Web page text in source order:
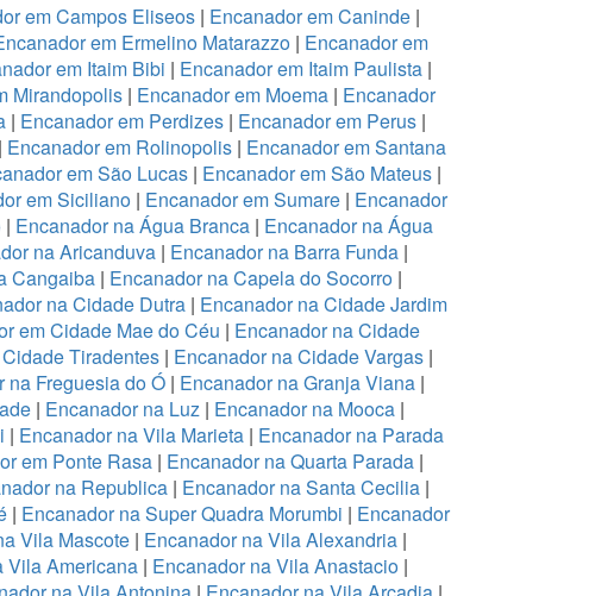
em Campos Eliseos | Encanador em Caninde|
em Ermelino Matarazzo | Encanador em
em Itaim Bibi | Encanador em Itaim Paulista |
Mirandopolis| Encanador em Moema| Encanador
| Encanador em Perdizes| Encanador em Perus|
| Encanador em Rolinopolis | Encanador em Santana
em São Lucas| Encanador em São Mateus |
em Siciliano | Encanador em Sumare | Encanador
| Encanador na Água Branca| Encanador na Água
na Aricanduva| Encanador na Barra Funda |
Cangaiba| Encanador na Capela do Socorro |
na Cidade Dutra | Encanador na Cidade Jardim
em Cidade Mae do Céu | Encanador na Cidade
Tiradentes| Encanador na Cidade Vargas |
na Freguesia do Ó | Encanador na Granja Viana |
| Encanador na Luz | Encanador na Mooca |
| Encanador na Vila Marieta| Encanador na Parada
em Ponte Rasa| Encanador na Quarta Parada|
na Republica| Encanador na Santa Cecilia|
| Encanador na Super Quadra Morumbi | Encanador
Vila Mascote | Encanador na Vila Alexandria |
Vila Americana| Encanador na Vila Anastacio|